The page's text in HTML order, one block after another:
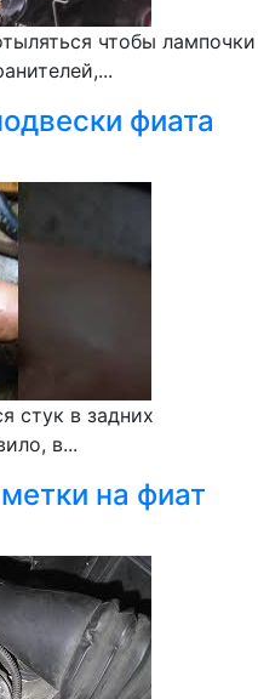
чтобы лампочки
фиата
стук в задних
в...
на фиат